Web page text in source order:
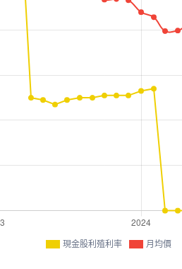
現金股利殖利率 月均價